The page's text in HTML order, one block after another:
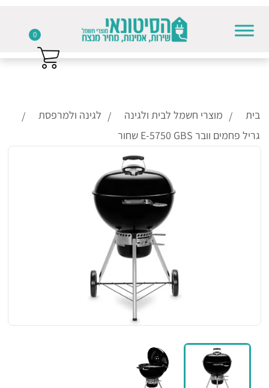
בית מוצרי חשמל לבית ולגינה
לגינה ולמרפסת
גריל פחמים וובר E-5750 GBS שחור
0